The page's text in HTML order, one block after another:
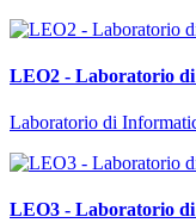
LEO2 - Laboratorio
Laboratorio di
LEO3 - Laboratorio